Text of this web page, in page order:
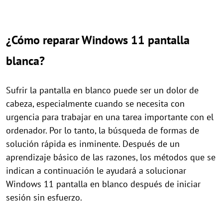
¿Cómo reparar Windows 11 pantalla
blanca?
Sufrir la pantalla en blanco puede ser un dolor de
cabeza, especialmente cuando se necesita con
urgencia para trabajar en una tarea importante con el
ordenador. Por lo tanto, la búsqueda de formas de
solución rápida es inminente. Después de un
aprendizaje básico de las razones, los métodos que se
indican a continuación le ayudará a solucionar
Windows 11 pantalla en blanco después de iniciar
sesión sin esfuerzo.